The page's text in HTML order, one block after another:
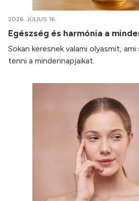
2026. JÚLIUS 16.
Egészség és harmónia a
Sokan keresnek valami olyasmit,
tenni a mindennapjaikat.